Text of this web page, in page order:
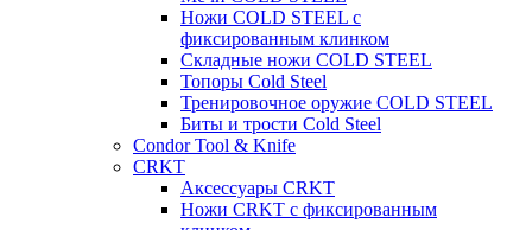
Ножи COLD STEEL с
фиксированным клинком
Складные ножи COLD STEEL
Топоры Cold Steel
Тренировочное оружие COLD STEEL
Биты и трости Cold Steel
Condor Tool & Knife
CRKT
Аксессуары CRKT
Ножи CRKT с фиксированным